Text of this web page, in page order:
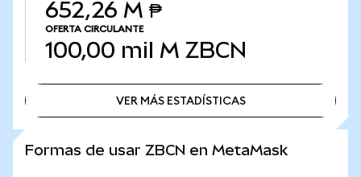
652,26 M ₱
OFERTA CIRCULANTE
100,00 mil M ZBCN
VER MÁS ESTADÍSTICAS
Formas de usar ZBCN en MetaMask